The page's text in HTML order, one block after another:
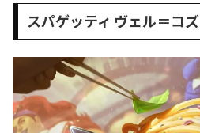
スパゲッティ ヴェル＝コズ